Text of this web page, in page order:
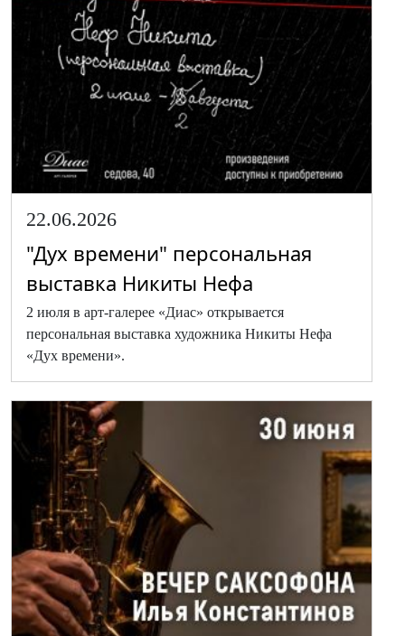
22.06.2026
"Дух времени" персональная
выставка Никиты Нефа
2 июля в арт-галерее «Диас» открывается
персональная выставка художника Никиты Нефа
«Дух времени».